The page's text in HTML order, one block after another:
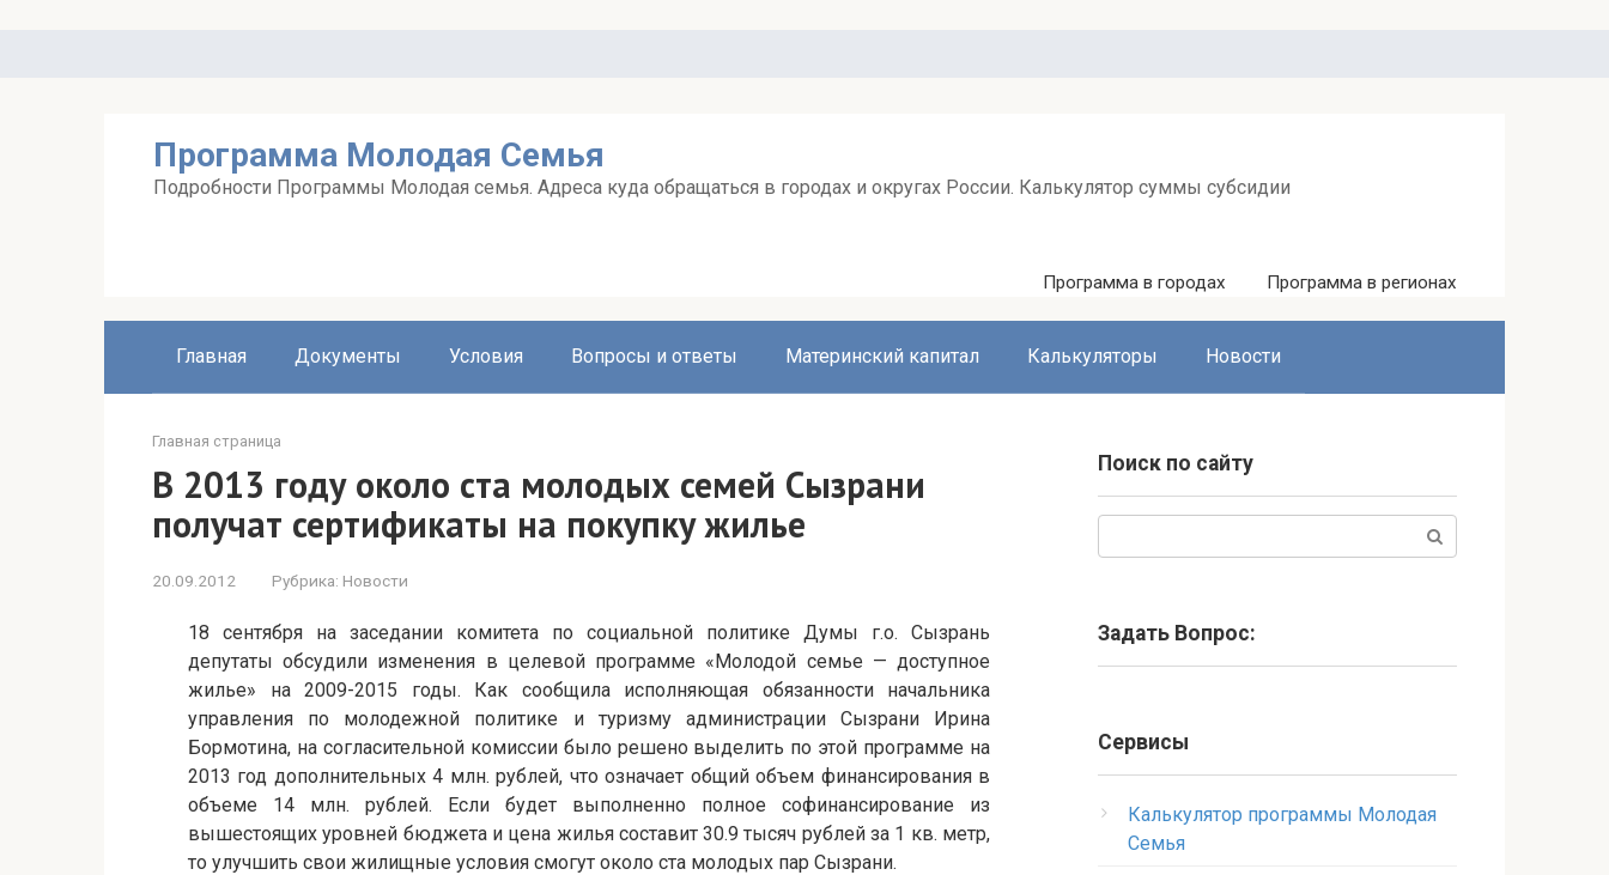
Программа Молодая Семья
Подробности Программы Молодая семья. Адреса куда обращаться в городах и округах России. Калькулятор суммы субсидии
Программа в городах Программа в регионах
Главная Документы Условия Вопросы и ответы Материнский капитал Калькуляторы Новости
Главная страница
В 2013 году около ста молодых семей Сызрани
получат сертификаты на покупку жилье
20.09.2012 Рубрика: Новости
18 сентября на заседании комитета по социальной политике Думы г.о. Сызрань
депутаты обсудили изменения в целевой программе «Молодой семье — доступное
жилье» на 2009-2015 годы. Как сообщила исполняющая обязанности начальника
управления по молодежной политике и туризму администрации Сызрани Ирина
Бормотина, на согласительной комиссии было решено выделить по этой программе на
2013 год дополнительных 4 млн. рублей, что означает общий объем финансирования в
объеме 14 млн. рублей. Если будет выполненно полное софинансирование из
вышестоящих уровней бюджета и цена жилья составит 30.9 тысяч рублей за 1 кв. метр,
то улучшить свои жилищные условия смогут около ста молодых пар Сызрани.
Поиск по сайту
Задать Вопрос:
Сервисы
Калькулятор программы Молодая
Семья